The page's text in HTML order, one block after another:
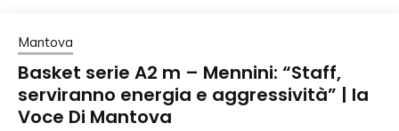
Mantova
Basket serie A2 m – Mennini: “Staff,
serviranno energia e aggressività” | la
Voce Di Mantova